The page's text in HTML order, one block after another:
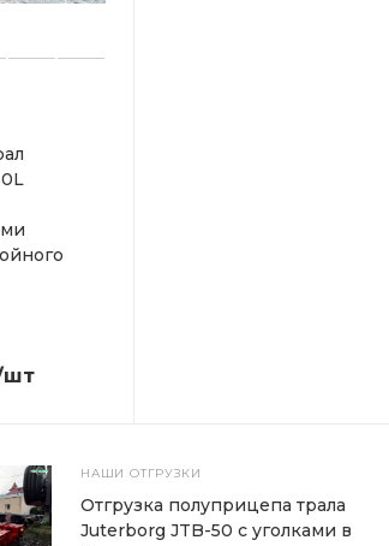
НАШИ ОТГРУЗКИ
Отгрузка полуприцепа трала
Juterborg JTB-50 с уголками в